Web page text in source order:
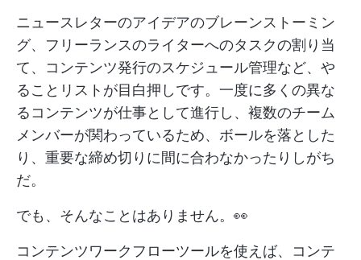
ニュースレターのアイデアのブレーンストーミン
グ、フリーランスのライターへのタスクの割り当
て、コンテンツ発行のスケジュール管理など、や
ることリストが目白押しです。一度に多くの異な
るコンテンツが仕事として進行し、複数のチーム
メンバーが関わっているため、ボールを落とした
り、重要な締め切りに間に合わなかったりしがち
だ。
でも、そんなことはありません。👀
コンテンツワークフローツールを使えば、コンテ